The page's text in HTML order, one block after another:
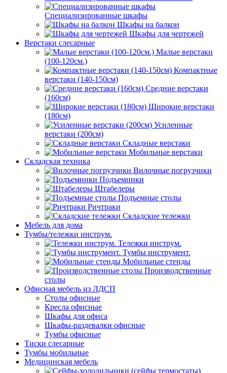
Специализированные шкафы
Шкафы на балкон
Шкафы для чертежей
Верстаки слесарные
Малые верстаки
(100-120см.)
Компактные
верстаки (140-150см)
Средние верстаки
(160см)
Широкие верстаки
(180см)
Усиленные
верстаки (200см)
Складные верстаки
Мобильные верстаки
Складская техника
Вилочные погрузчики
Подъемники
Штабелеры
Подъемные столы
Ричтраки
Складские тележки
Мебель для дома
Тумбы/тележки инструм.
Тележки инструм.
Тумбы инструмент.
Мобильные стенды
Производственные
столы
Офисная мебель из ЛДСП
Столы офисные
Кресла офисные
Шкафы для офиса
Шкафы-раздевалки офисные
Тумбы офисные
Тиски слесарные
Тумбы мобильные
Медицинская мебель